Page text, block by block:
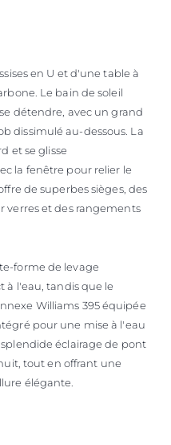
en U et d'une table à
Le bain de soleil
détendre, avec un grand
dissimulé au-dessous. La
et se glisse
la fenêtre pour relier le
de superbes sièges, des
verres et des rangements
forme de levage
à l'eau, tandis que le
Williams 395 équipée
pour une mise à l'eau
éclairage de pont
tout en offrant une
élégante.